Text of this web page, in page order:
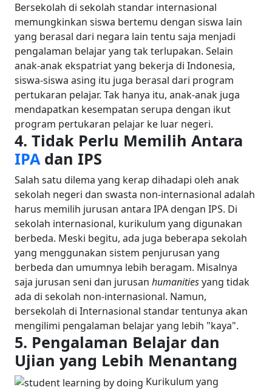
Bersekolah di sekolah standar internasional
memungkinkan siswa bertemu dengan siswa lain
yang berasal dari negara lain tentu saja menjadi
pengalaman belajar yang tak terlupakan. Selain
anak-anak ekspatriat yang bekerja di Indonesia,
siswa-siswa asing itu juga berasal dari program
pertukaran pelajar. Tak hanya itu, anak-anak juga
mendapatkan kesempatan serupa dengan ikut
program pertukaran pelajar ke luar negeri.
4. Tidak Perlu Memilih Antara
IPAdan IPS
Salah satu dilema yang kerap dihadapi oleh anak
sekolah negeri dan swasta non-internasional adalah
harus memilih jurusan antara IPA dengan IPS. Di
sekolah internasional, kurikulum yang digunakan
berbeda. Meski begitu, ada juga beberapa sekolah
yang menggunakan sistem penjurusan yang
berbeda dan umumnya lebih beragam. Misalnya
saja jurusan seni dan jurusan humanitiesyang tidak
ada di sekolah non-internasional. Namun,
bersekolah di Internasional standar tentunya akan
mengilimi pengalaman belajar yang lebih "kaya".
5. Pengalaman Belajar dan
Ujian yang Lebih Menantang
Kurikulum yang